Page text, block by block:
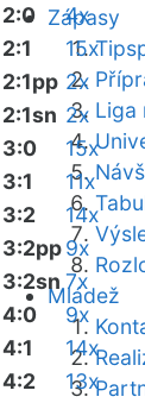
Zápasy
Liga
Mládež
2:0
4x
2:1
15x
2:1pp 2x
2:1sn 2x
3:0
15x
3:1
11x
3:2
14x
3:2pp9x
3:2sn 7x
4:0
9x
4:1
14x
4:2
13x